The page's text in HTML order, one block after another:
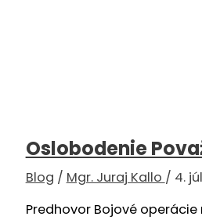
Oslobodenie
Blog / Mgr. Juraj Kallo / 4.
Predhovor Bojové operácie